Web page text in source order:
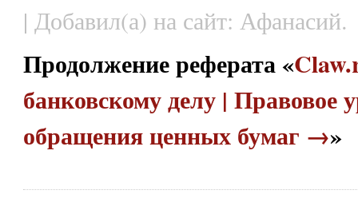
| Добавил(а) на сайт: Афанасий.
Продолжение реферата «
банковскому делу | Правовое
обращения ценных бумаг →»